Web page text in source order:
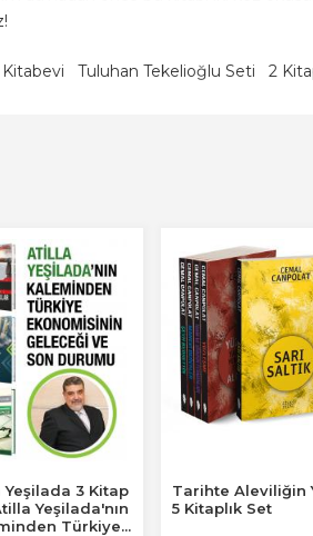
Tuluhan Tekelioğlu Seti 2
Yeşilada 3 Kitap
Yeşilada'nın
Türkiye...
Tarihte Aleviliğin
5 Kitaplık Set